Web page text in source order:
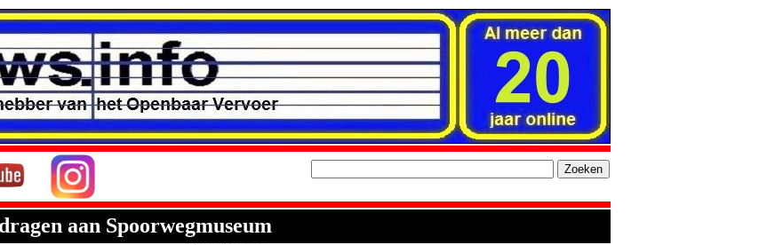
aan Spoorwegmuseum